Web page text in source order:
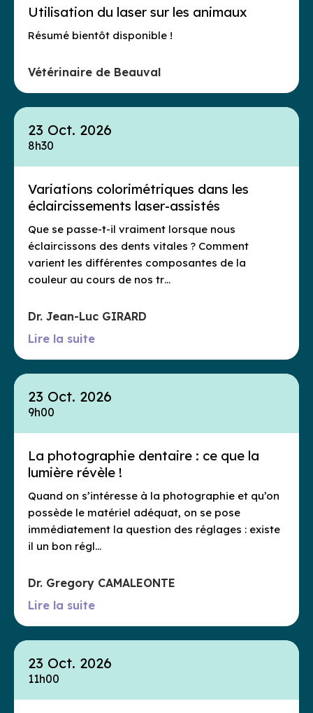
Utilisation du laser sur les animaux
Résumé bientôt disponible !
Vétérinaire de Beauval
23 Oct. 2026
8h30
Variations colorimétriques dans les
éclaircissements laser-assistés
Que se passe-t-il vraiment lorsque nous
éclaircissons des dents vitales ? Comment
varient les différentes composantes de la
couleur au cours de nos tr…
Dr. Jean-Luc GIRARD
Lire la suite
23 Oct. 2026
9h00
La photographie dentaire : ce que la
lumière révèle !
Quand on s’intéresse à la photographie et qu’on
possède le matériel adéquat, on se pose
immédiatement la question des réglages : existe
il un bon régl…
Dr. Gregory CAMALEONTE
Lire la suite
23 Oct. 2026
11h00